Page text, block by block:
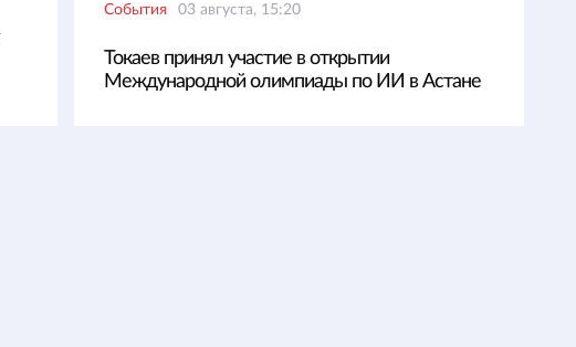
События 03 августа, 15:20
Токаев принял участие в открытии
Международной олимпиады по ИИ в Астане